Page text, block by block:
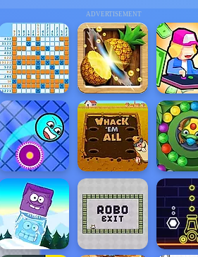
ADVERTISEMENT